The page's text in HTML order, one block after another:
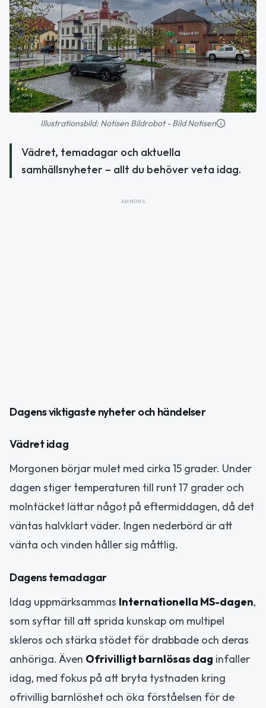
Illustrationsbild: Notisen Bildrobot - Bild Notisen
Vädret, temadagar och aktuella
samhällsnyheter – allt du behöver veta idag.
ANNONS
Dagens viktigaste nyheter och händelser
Vädret idag
Morgonen börjar mulet med cirka 15 grader. Under
dagen stiger temperaturen till runt 17 grader och
molntäcket lättar något på eftermiddagen, då det
väntas halvklart väder. Ingen nederbörd är att
vänta och vinden håller sig måttlig.
Dagens temadagar
Idag uppmärksammas Internationella MS-dagen,
som syftar till att sprida kunskap om multipel
skleros och stärka stödet för drabbade och deras
anhöriga. Även Ofrivilligt barnlösas dag infaller
idag, med fokus på att bryta tystnaden kring
ofrivillig barnlöshet och öka förståelsen för de